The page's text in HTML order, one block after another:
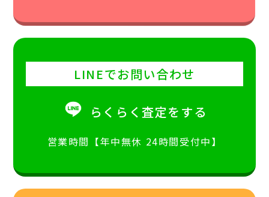
LINEでお問い合わせ
らくらく査定をする
営業時間【年中無休 24時間受付中】